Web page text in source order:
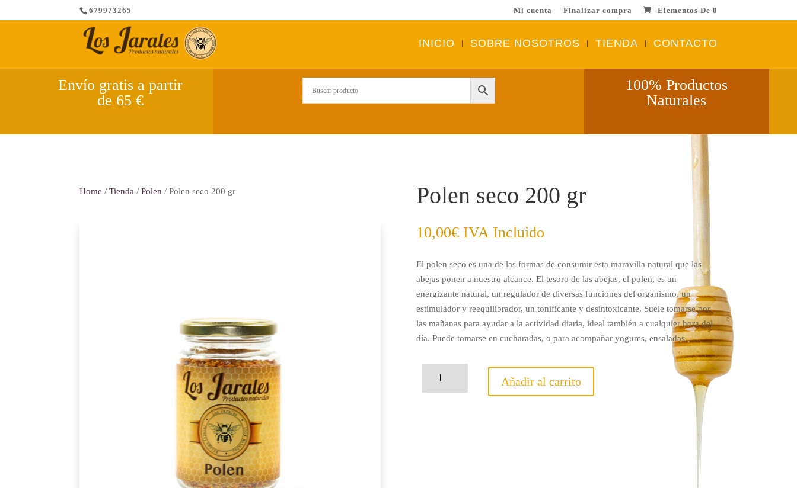
679973265 Mi cuenta Finalizar compra Elementos De 0
INICIO SOBRE NOSOTROS TIENDA CONTACTO
Envío gratis a partir
de 65 €
100% Productos
Naturales
Home /Tienda /Polen / Polen seco 200 gr Polen seco 200 gr
10,00€ IVA Incluido
El polen seco es una de las formas de consumir esta maravilla natural que las
abejas ponen a nuestro alcance. El tesoro de las abejas, el polen, es un
energizante natural, un regulador de diversas funciones del organismo, un
estimulador y reequilibrador, un tonificante y desintoxicante. Suele tomarse por
las mañanas para ayudar a la actividad diaria, ideal también a cualquier hora del
día. Puede tomarse en cucharadas, o para acompañar yogures, ensaladas, ….
Añadir al carrito